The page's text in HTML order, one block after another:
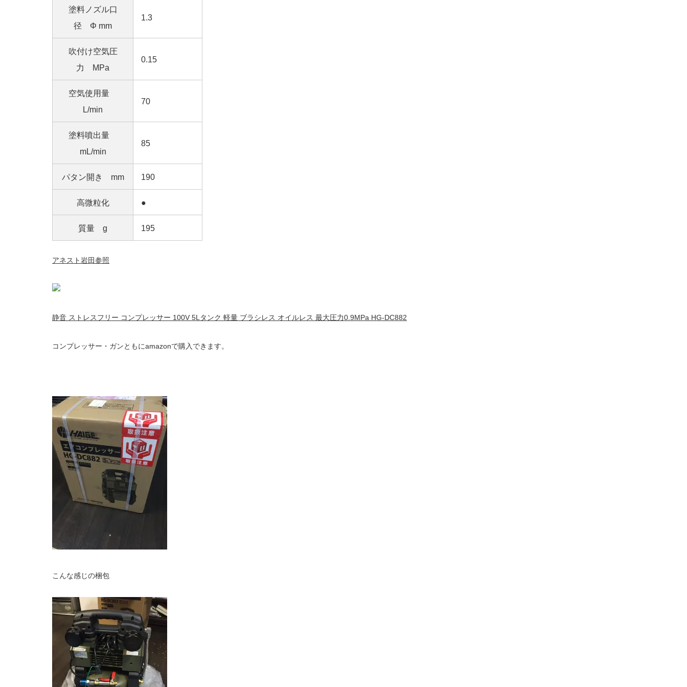
塗料ノズル口
径 Φ mm
1.3
吹付け空気圧
力 MPa
0.15
空気使用量
L/min
70
塗料噴出量
mL/min
85
パタン開き mm 190
高微粒化 ●
質量 g 195
アネスト岩田参照
静音 ストレスフリー コンプレッサー 100V 5Lタンク 軽量 ブラシレス オイルレス 最大圧力0.9MPa HG-DC882
コンプレッサー・ガンともにamazonで購入できます。
こんな感じの梱包